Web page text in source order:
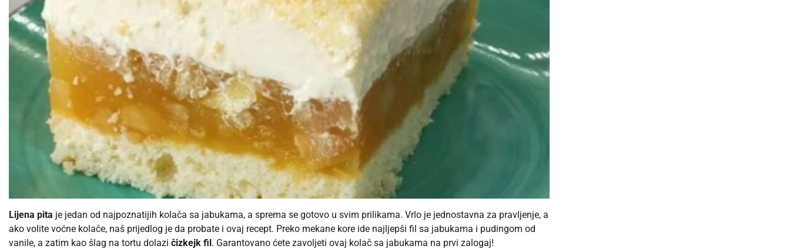
Lijena pita je jedan od najpoznatijih kolača sa jabukama, a sprema se gotovo u svim prilikama. Vrlo je jednostavna za pravljenje, a
ako volite voćne kolače, naš prijedlog je da probate i ovaj recept. Preko mekane kore ide najljepši fil sa jabukama i pudingom od
vanile, a zatim kao šlag na tortu dolazi čizkejk fil. Garantovano ćete zavoljeti ovaj kolač sa jabukama na prvi zalogaj!